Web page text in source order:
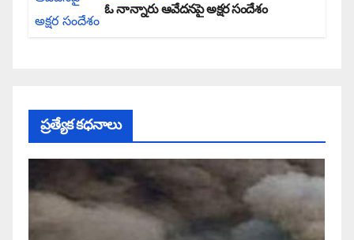
ఓ నాన్నారు ఆవేదనపై అక్షర సందేశం
ప్రత్యేక కధనాలు